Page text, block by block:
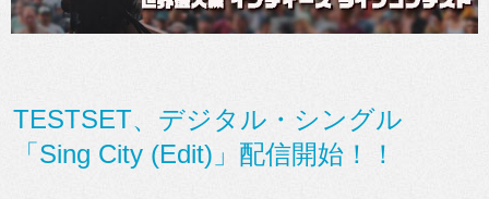
TESTSET、デジタル・シングル
「Sing City (Edit)」配信開始！！